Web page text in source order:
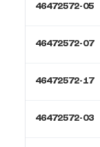
46472572-05
46472572-07
46472572-17
46472572-03